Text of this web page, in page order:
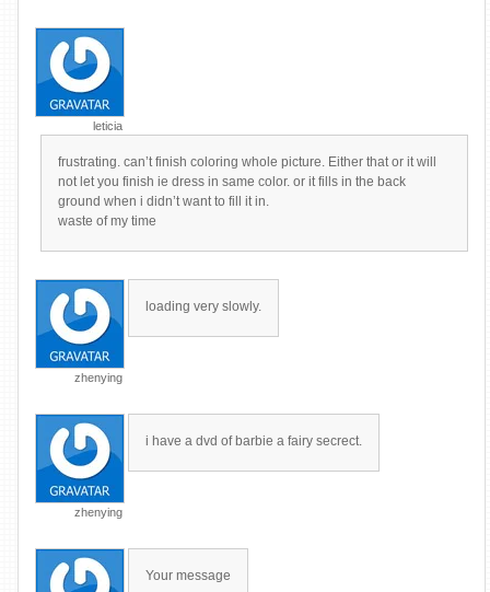
leticia
frustrating. can’t finish coloring whole picture. Either that or it will
not let you finish ie dress in same color. or it fills in the back
ground when i didn’t want to fill it in.
waste of my time
zhenying
loading very slowly.
zhenying
i have a dvd of barbie a fairy secrect.
Your message